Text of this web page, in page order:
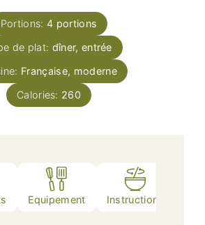
Portions: 4 portions
de plat: dîner, entrée
Française, moderne
Calories: 260
Equipement Instructions